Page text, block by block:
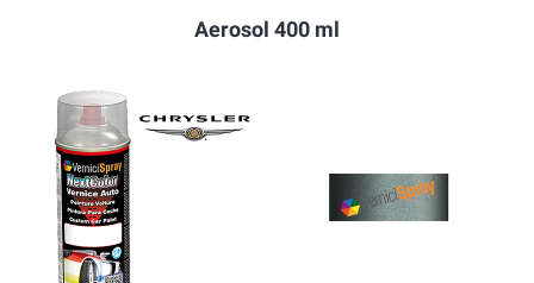
Aerosol 400 ml